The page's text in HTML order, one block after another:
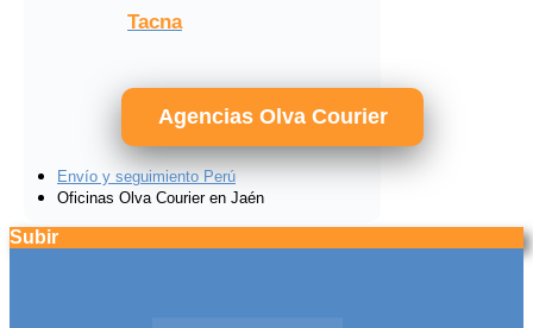
Tacna
Agencias Olva Courier
Envío y seguimiento Perú
Oficinas Olva Courier en Jaén
Subir